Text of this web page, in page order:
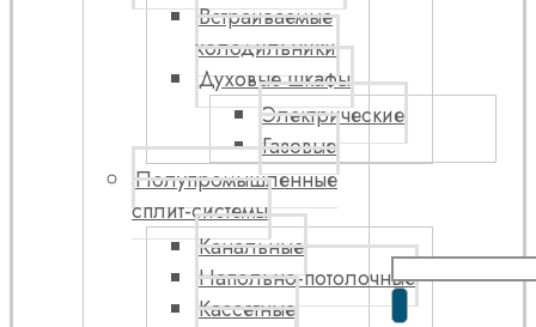
Встраиваемые
холодильники
Духовые шкафы
Электрические
Газовые
Полупромышленные
сплит-системы
Канальные
Напольно-потолочные
Кассетные